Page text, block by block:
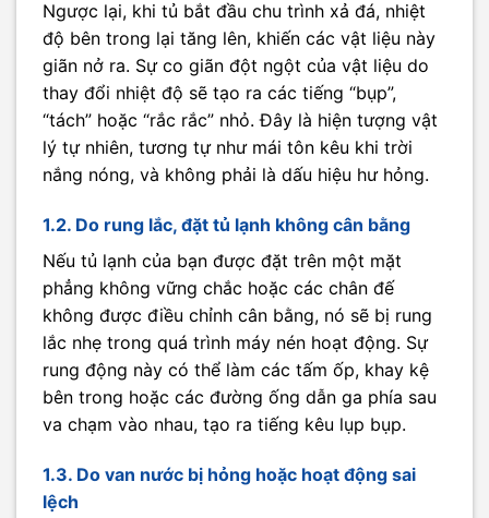
Ngược lại, khi tủ bắt đầu chu trình xả đá, nhiệt
độ bên trong lại tăng lên, khiến các vật liệu này
giãn nở ra. Sự co giãn đột ngột của vật liệu do
thay đổi nhiệt độ sẽ tạo ra các tiếng “bụp”,
“tách” hoặc “rắc rắc” nhỏ. Đây là hiện tượng vật
lý tự nhiên, tương tự như mái tôn kêu khi trời
nắng nóng, và không phải là dấu hiệu hư hỏng.
1.2. Do rung lắc, đặt tủ lạnh không cân bằng
Nếu tủ lạnh của bạn được đặt trên một mặt
phẳng không vững chắc hoặc các chân đế
không được điều chỉnh cân bằng, nó sẽ bị rung
lắc nhẹ trong quá trình máy nén hoạt động. Sự
rung động này có thể làm các tấm ốp, khay kệ
bên trong hoặc các đường ống dẫn ga phía sau
va chạm vào nhau, tạo ra tiếng kêu lụp bụp.
1.3. Do van nước bị hỏng hoặc hoạt động sai
lệch